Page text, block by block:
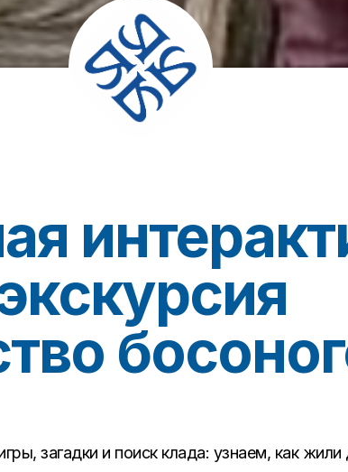
загадки и поиск клада: узнаем, как